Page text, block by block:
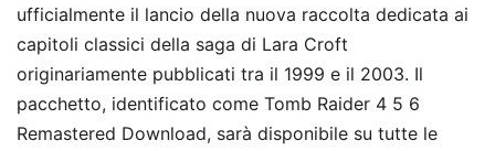
ufficialmente il lancio della nuova raccolta dedicata ai
capitoli classici della saga di Lara Croft
originariamente pubblicati tra il 1999 e il 2003. Il
pacchetto, identificato come Tomb Raider 4 5 6
Remastered Download, sarà disponibile su tutte le